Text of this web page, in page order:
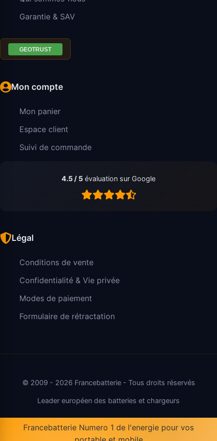
Garantie & SAV
Mon compte
Mon panier
Espace client
Suivi de commande
4.5 / 5 évaluation sur Google
Légal
Conditions de vente
Confidentialité & Vie privée
Modes de paiement
Formulaire de rétractation
© 2009 - 2026 Francebatterie - Tous droits réservés
Leader européen des batteries et chargeurs
Francebatterie Numero 1 de l'energie pour vos